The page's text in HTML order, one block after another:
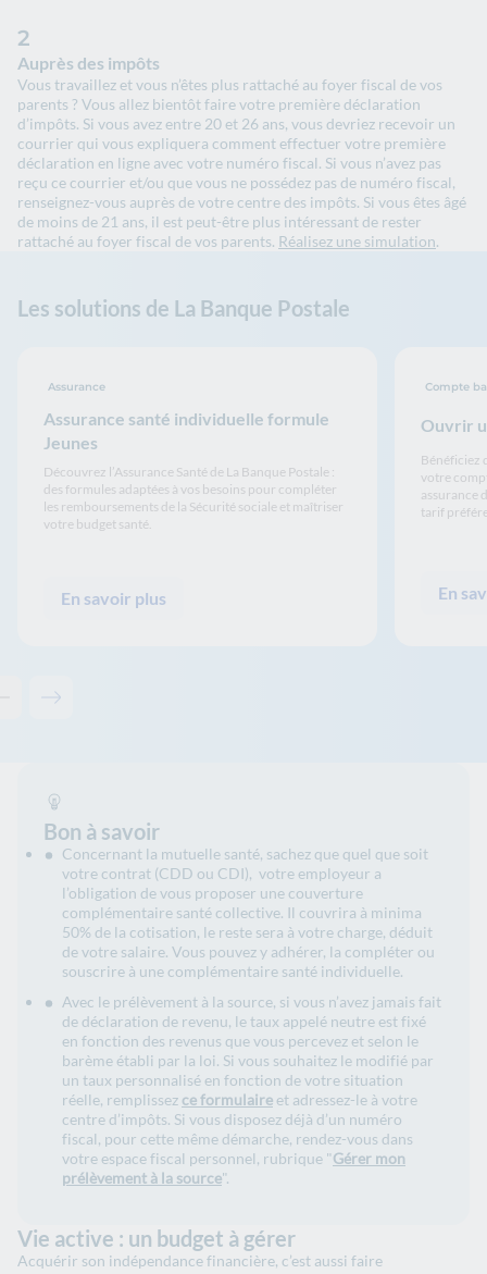
2
Auprès des impôts
Vous travaillez et vous n’êtes plus rattaché au foyer fiscal de vos
parents ? Vous allez bientôt faire votre première déclaration
d’impôts. Si vous avez entre 20 et 26 ans, vous devriez recevoir un
courrier qui vous expliquera comment effectuer votre première
déclaration en ligne avec votre numéro fiscal. Si vous n’avez pas
reçu ce courrier et/ou que vous ne possédez pas de numéro fiscal,
renseignez-vous auprès de votre centre des impôts. Si vous êtes âgé
de moins de 21 ans, il est peut-être plus intéressant de rester
rattaché au foyer fiscal de vos parents. Réalisez une simulation.
Les solutions de La Banque Postale
Assurance santé individuelle formule
Jeunes
Assurance
Découvrez l’Assurance Santé de La Banque Postale :
des formules adaptées à vos besoins pour compléter
les remboursements de la Sécurité sociale et maîtriser
votre budget santé.
En savoir plus
Ouvrir
Compte
Bénéficiez
votre
assurance
tarif
En
Contenu précédent - Les solutions de La Banque Postale
Contenu suivant - Les solutions de La Banque Postale
Bon à savoir
Concernant la mutuelle santé, sachez que quel que soit
votre contrat (CDD ou CDI), votre employeur a
l’obligation de vous proposer une couverture
complémentaire santé collective. Il couvrira à minima
50% de la cotisation, le reste sera à votre charge, déduit
de votre salaire. Vous pouvez y adhérer, la compléter ou
souscrire à une complémentaire santé individuelle.
Avec le prélèvement à la source, si vous n’avez jamais fait
de déclaration de revenu, le taux appelé neutre est fixé
en fonction des revenus que vous percevez et selon le
barème établi par la loi. Si vous souhaitez le modifié par
un taux personnalisé en fonction de votre situation
réelle, remplissez ce formulaire et adressez-le à votre
centre d’impôts. Si vous disposez déjà d’un numéro
fiscal, pour cette même démarche, rendez-vous dans
votre espace fiscal personnel, rubrique "Gérer mon
prélèvement à la source".
Vie active : un budget à gérer
Acquérir son indépendance financière, c’est aussi faire